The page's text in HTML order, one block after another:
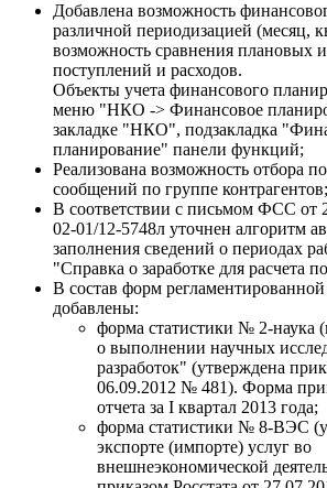
Добавлена возможность
различной периодизацией (месяц,
возможность сравнения плановых
поступлений и расходов.
Объекты учета финансового
меню "НКО -> Финансовое
закладке "НКО", подзакладка
планирование" панели функций;
Реализована возможность отбора
сообщений по группе контрагентов;
В соответствии с письмом ФСС от
02-01/12-5748л уточнен алгоритм
заполнения сведений о периодах
"Справка о заработке для расчета
В состав форм регламентированной
добавлены:
форма статистики № 2-наука
о выполнении научных
разработок" (утверждена
06.09.2012 № 481). Форма
отчета за I квартал 2013 года;
форма статистики № 8-ВЭС
экспорте (импорте) услуг во
внешнеэкономической